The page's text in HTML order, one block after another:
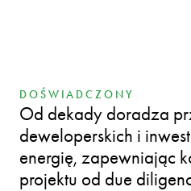
DOŚWIADCZONY
Od dekady doradza
deweloperskich i
energię, zapewniając
projektu od due